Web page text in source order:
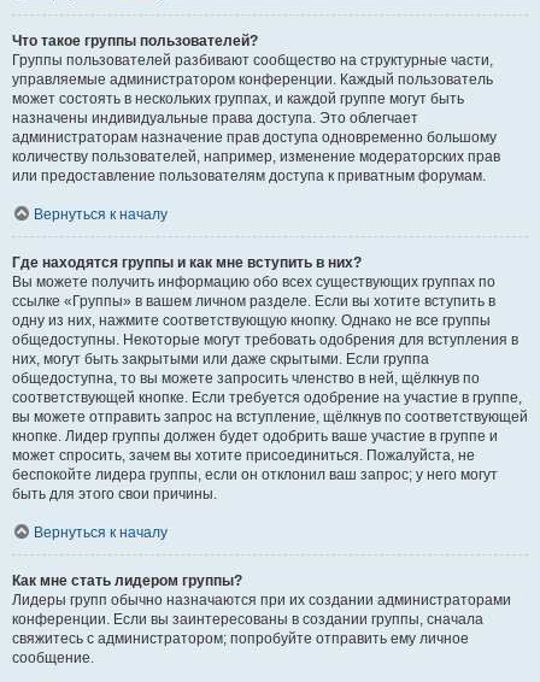
Что такое группы пользователей?
Группы пользователей разбивают сообщество на структурные части,
управляемые администратором конференции. Каждый пользователь
может состоять в нескольких группах, и каждой группе могут быть
назначены индивидуальные права доступа. Это облегчает
администраторам назначение прав доступа одновременно большому
количеству пользователей, например, изменение модераторских прав
или предоставление пользователям доступа к приватным форумам.
Вернуться к началу
Где находятся группы и как мне вступить в них?
Вы можете получить информацию обо всех существующих группах по
ссылке «Группы» в вашем личном разделе. Если вы хотите вступить в
одну из них, нажмите соответствующую кнопку. Однако не все группы
общедоступны. Некоторые могут требовать одобрения для вступления в
них, могут быть закрытыми или даже скрытыми. Если группа
общедоступна, то вы можете запросить членство в ней, щёлкнув по
соответствующей кнопке. Если требуется одобрение на участие в группе,
вы можете отправить запрос на вступление, щёлкнув по соответствующей
кнопке. Лидер группы должен будет одобрить ваше участие в группе и
может спросить, зачем вы хотите присоединиться. Пожалуйста, не
беспокойте лидера группы, если он отклонил ваш запрос; у него могут
быть для этого свои причины.
Вернуться к началу
Как мне стать лидером группы?
Лидеры групп обычно назначаются при их создании администраторами
конференции. Если вы заинтересованы в создании группы, сначала
свяжитесь с администратором; попробуйте отправить ему личное
сообщение.